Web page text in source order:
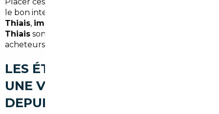
le bon interlocuteur :
Thiais, import occasion Thiais
Thiais sont autant de recherches que font les
acheteurs locaux.
LES ÉTAPES POUR IMPORTER
UNE VOITURE D'OCCASION
DEPUIS THIAIS